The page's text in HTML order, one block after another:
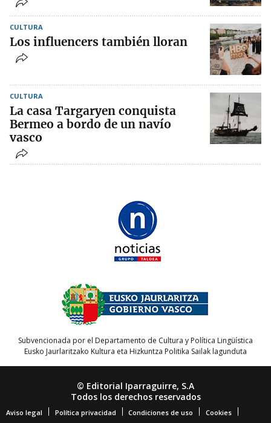
CULTURA
Los influencers también lloran
CULTURA
La casa Targaryen conquista
Bermeo a bordo de un navío
vasco
Subvencionada por el Departamento de Cultura y Política Lingüística
Eusko Jaurlaritzako Kultura eta Hizkuntza Politika Sailak lagunduta
© Editorial Iparraguirre, S.A
Todos los derechos reservados
Aviso legal Política privacidad Condiciones de uso Cookies